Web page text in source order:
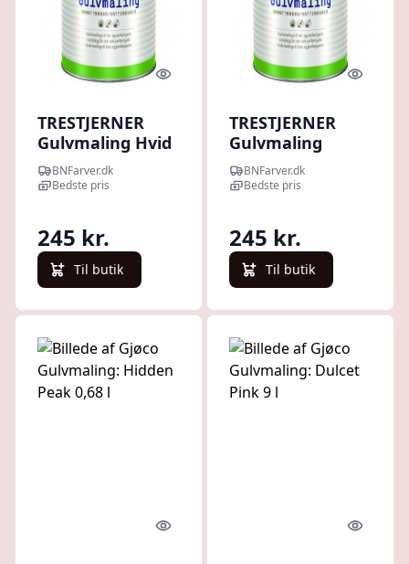
Quick look
TRESTJERNER
Gulvmaling Hvid
0,75 L Halvblank
BNFarver.dk
Bedste pris
245 kr.
Til butik
Quick
TRESTJERNER
Gulvmaling
tonebar Blank
0,68 L
BNFarver.dk
Bedste pris
245 kr.
Til butik
Quick look Quick